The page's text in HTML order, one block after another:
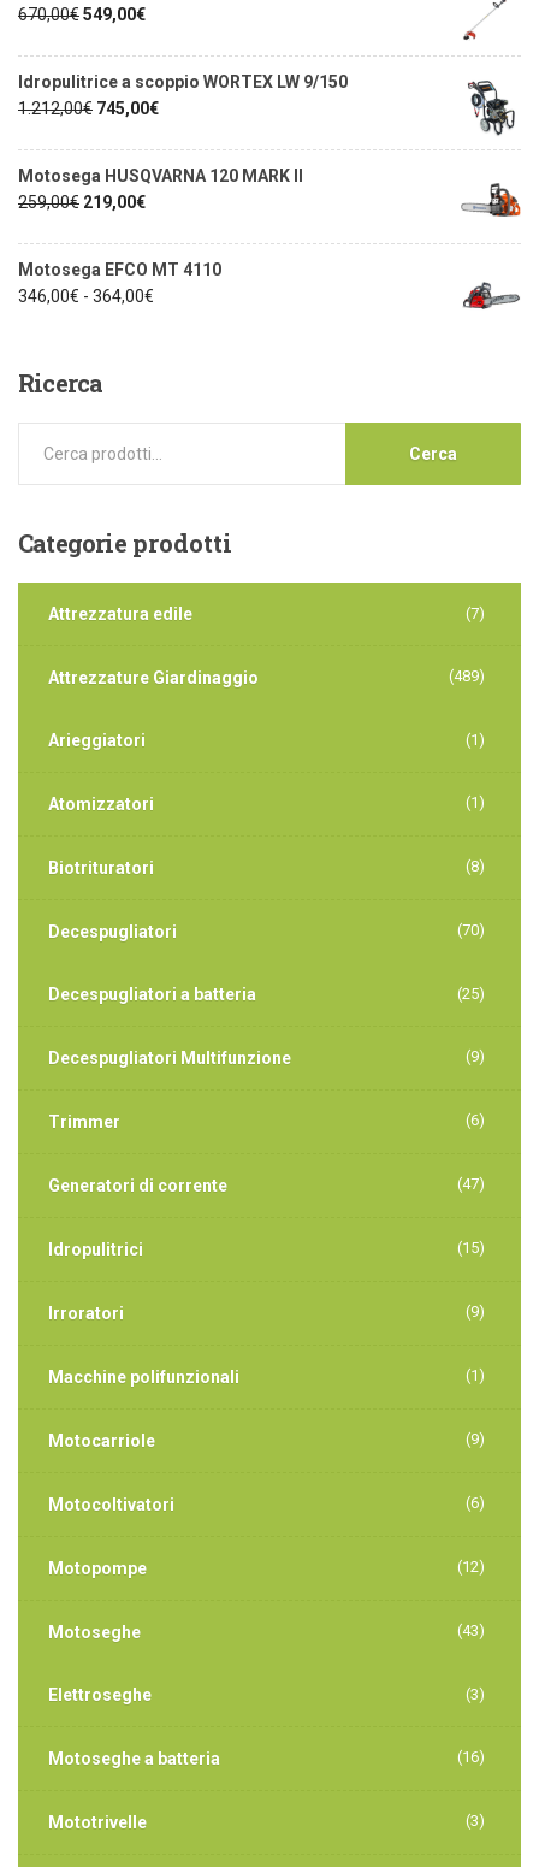
670,00€549,00€
Idropulitrice a scoppio WORTEX LW 9/150
1.212,00€ 745,00€
Motosega HUSQVARNA 120 MARK II
259,00€ 219,00€
Motosega EFCO MT 4110
346,00€ - 364,00€
Ricerca
Cerca
Categorieprodotti
Attrezzatura edile (7)
Attrezzature Giardinaggio (489)
Arieggiatori (1)
Atomizzatori (1)
Biotrituratori (8)
Decespugliatori (70)
Decespugliatori a batteria (25)
Decespugliatori Multifunzione (9)
Trimmer (6)
Generatori di corrente (47)
Idropulitrici (15)
Irroratori (9)
Macchine polifunzionali (1)
Motocarriole (9)
Motocoltivatori (6)
Motopompe (12)
Motoseghe (43)
Elettroseghe (3)
Motoseghe a batteria (16)
Mototrivelle (3)